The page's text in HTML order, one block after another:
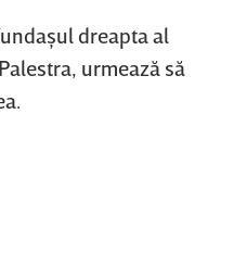
dreapta al
urmează să